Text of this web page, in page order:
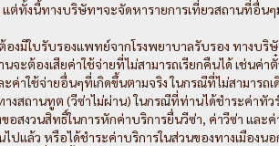
ต่ทั้งนี้ทางบริษัทฯจะจัดหารายการเที่ยวสถานที่อื่นๆ
องมีใบรับรองแพทย์จากโรงพยาบาลรับรอง ทางบ
ะต้องเสียค่าใช้จ่ายที่ไม่สามารถเรียกคืนได้ เช่นค่า
ค่าใช้จ่ายอื่นๆที่เกิดขึ้นตามจริง ในกรณีที่ไม่สามารถเ
งสถานทูต (วีซ่าไม่ผ่าน) ในกรณีที่ท่านได้ชำระค่าทั
งวนสิทธิ์ในการหักค่าบริการยื่นวีซ่า, ค่าวีซ่า และค่
แล้ว หรือได้ชำระค่าบริการในส่วนของทางเมืองนอ